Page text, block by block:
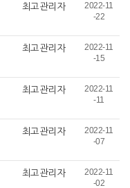
최고관리자
2022-11
-22
최고관리자
2022-11
-15
최고관리자
2022-11
-11
최고관리자
2022-11
-07
최고관리자
2022-11
-02